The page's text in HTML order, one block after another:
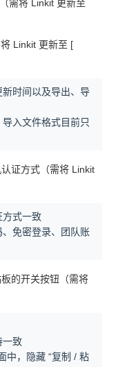
需将 Linkit 更新至
Linkit 更新至 [
时间以及导出、导
入文件格式目前只
证方式（需将 Linkit
方式一致
免密登录、团队账
的开关按钮（需将
一致
中，隐藏 “复制 / 粘